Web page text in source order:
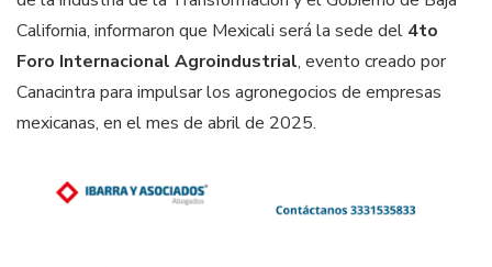
California, informaron que Mexicali será la sede del 4to
Foro Internacional Agroindustrial, evento creado por
Canacintra para impulsar los agronegocios de empresas
mexicanas, en el mes de abril de 2025.